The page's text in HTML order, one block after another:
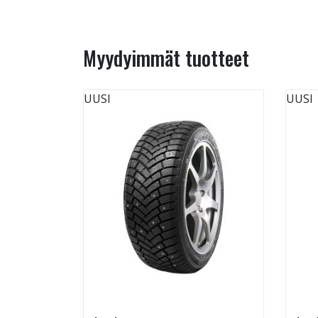
Myydyimmät tuotteet
UUSI UUSI